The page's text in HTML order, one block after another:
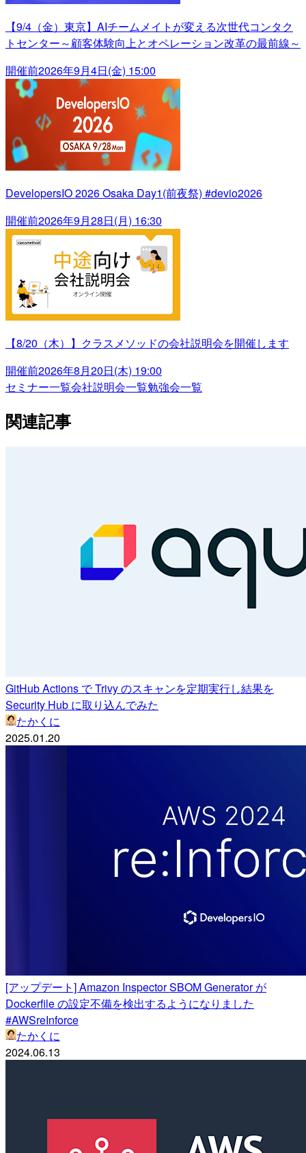
【9/4（金）東京】AIチームメイトが変える次世代コンタク
トセンター～顧客体験向上とオペレーション改革の最前線～
開催前2026年9月4日(金) 15:00
DevelopersIO 2026 Osaka Day1(前夜祭) #devio2026
開催前2026年9月28日(月) 16:30
【8/20（木）】クラスメソッドの会社説明会を開催します
開催前2026年8月20日(木) 19:00
セミナー一覧会社説明会一覧勉強会一覧
関連記事
GitHub Actions で Trivy のスキャンを定期実行し結果を
Security Hub に取り込んでみた
たかくに
2025.01.20
[アップデート] Amazon Inspector SBOM Generator が
Dockerfile の設定不備を検出するようになりました
#AWSreInforce
たかくに
2024.06.13